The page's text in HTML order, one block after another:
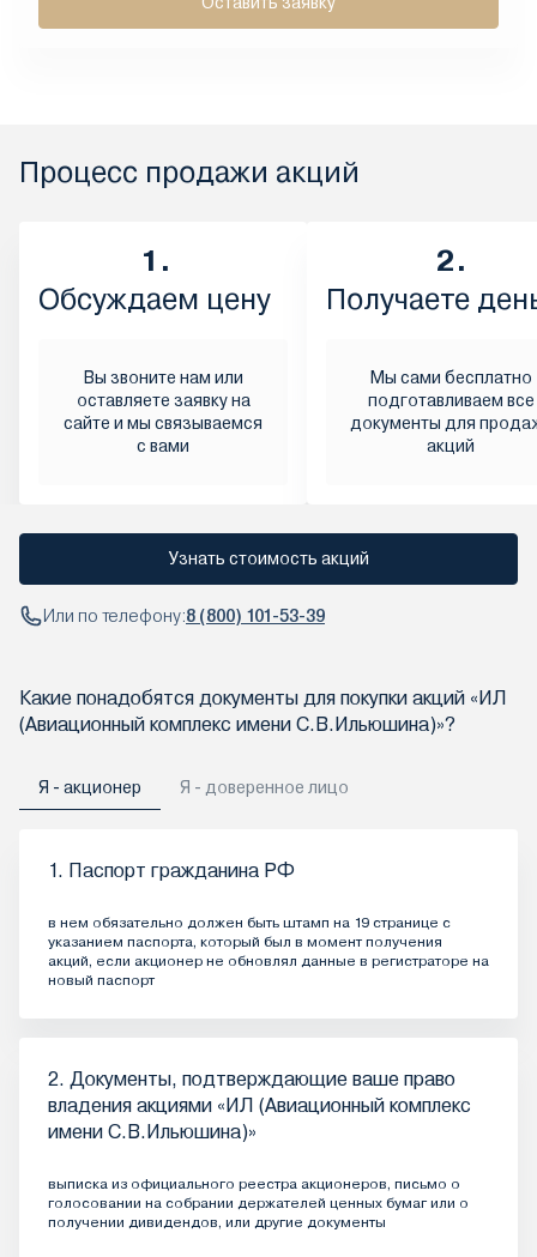
Процесс продажи акций
1.
Обсуждаем цену
Вы звоните нам или
оставляете заявку на
сайте и мы связываемся
с вами
2.
Получаете
Мы сами бесплатно
подготавливаем все
документы для
акций
Узнать стоимость акций
Или по телефону:8 (800) 101-53-39
Какие понадобятся документы для покупки акций «ИЛ
(Авиационный комплекс имени С.В.Ильюшина)»?
Я - акционер Я - доверенное лицо
1. Паспорт гражданина РФ
в нем обязательно должен быть штамп на 19 странице с
указанием паспорта, который был в момент получения
акций, если акционер не обновлял данные в регистраторе на
новый паспорт
2. Документы, подтверждающие ваше право
владения акциями «ИЛ (Авиационный комплекс
имени С.В.Ильюшина)»
выписка из официального реестра акционеров, письмо о
голосовании на собрании держателей ценных бумаг или о
получении дивидендов, или другие документы